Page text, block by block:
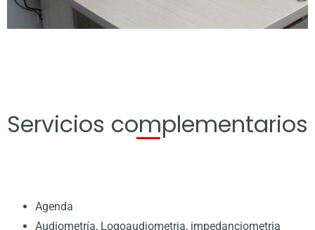
Servicios complementarios
Agenda
Audiometría, Logoaudiometria, impedanciometria